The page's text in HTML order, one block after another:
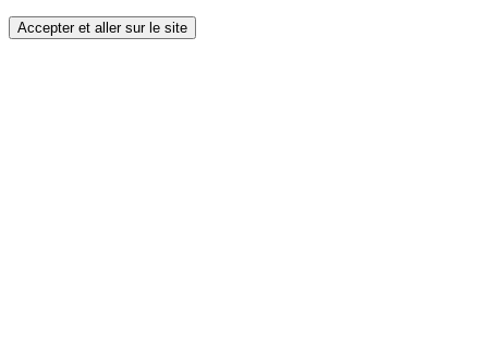
Accepter et aller sur le site